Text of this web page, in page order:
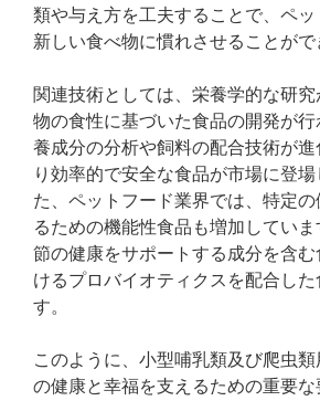
類や与え方を工夫することで、ペッ
新しい食べ物に慣れさせることがで
関連技術としては、栄養学的な研
物の食性に基づいた食品の開発が
養成分の分析や飼料の配合技術が進
り効率的で安全な食品が市場に登場
た、ペットフード業界では、特定
るための機能性食品も増加してい
節の健康をサポートする成分を含
けるプロバイオティクスを配合した
す。
このように、小型哺乳類及び爬虫類
の健康と幸福を支えるための重要